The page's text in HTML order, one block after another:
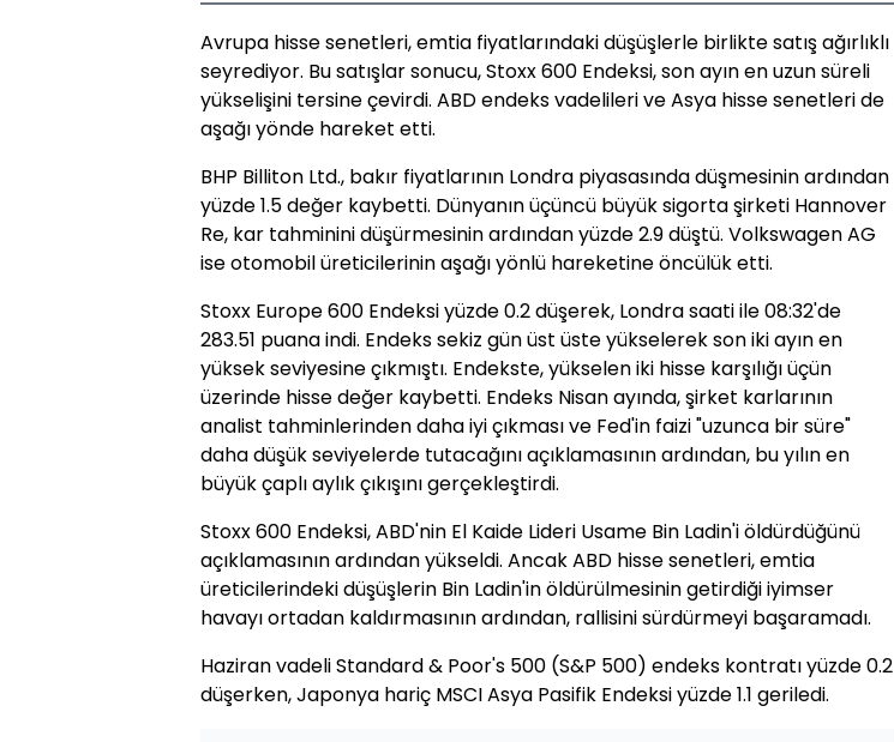
Avrupa hisse senetleri, emtia fiyatlarındaki düşüşlerle birlikte satış ağırlıklı
seyrediyor. Bu satışlar sonucu, Stoxx 600 Endeksi, son ayın en uzun süreli
yükselişini tersine çevirdi. ABD endeks vadelileri ve Asya hisse senetleri de
aşağı yönde hareket etti.
BHP Billiton Ltd., bakır fiyatlarının Londra piyasasında düşmesinin ardından
yüzde 1.5 değer kaybetti. Dünyanın üçüncü büyük sigorta şirketi Hannover
Re, kar tahminini düşürmesinin ardından yüzde 2.9 düştü. Volkswagen AG
ise otomobil üreticilerinin aşağı yönlü hareketine öncülük etti.
Stoxx Europe 600 Endeksi yüzde 0.2 düşerek, Londra saati ile 08:32'de
283.51 puana indi. Endeks sekiz gün üst üste yükselerek son iki ayın en
yüksek seviyesine çıkmıştı. Endekste, yükselen iki hisse karşılığı üçün
üzerinde hisse değer kaybetti. Endeks Nisan ayında, şirket karlarının
analist tahminlerinden daha iyi çıkması ve Fed'in faizi "uzunca bir süre"
daha düşük seviyelerde tutacağını açıklamasının ardından, bu yılın en
büyük çaplı aylık çıkışını gerçekleştirdi.
Stoxx 600 Endeksi, ABD'nin El Kaide Lideri Usame Bin Ladin'i öldürdüğünü
açıklamasının ardından yükseldi. Ancak ABD hisse senetleri, emtia
üreticilerindeki düşüşlerin Bin Ladin'in öldürülmesinin getirdiği iyimser
havayı ortadan kaldırmasının ardından, rallisini sürdürmeyi başaramadı.
Haziran vadeli Standard & Poor's 500 (S&P 500) endeks kontratı yüzde 0.2
düşerken, Japonya hariç MSCI Asya Pasifik Endeksi yüzde 1.1 geriledi.